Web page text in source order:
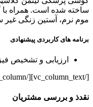
ساخته شده است. همراه
موم نرم، آستین زنگی غیر
برنامه های کاربردی پیشنهادی
ارزیابی و تشخیص
[/vc_column_text][/vc_column][/vc_row]
نقدذ و بررسی مشتریان